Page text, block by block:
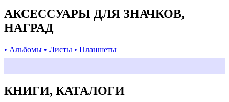
АКСЕССУАРЫ ДЛЯ ЗНАЧКОВ,
НАГРАД
• Альбомы • Листы • Планшеты
КНИГИ, КАТАЛОГИ